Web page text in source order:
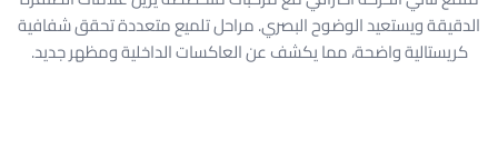
الدقيقة ويستعيد الوضوح البصري. مراحل تلميع متعددة تحقق شفافية
كريستالية واضحة، مما يكشف عن العاكسات الداخلية ومظهر جديد.